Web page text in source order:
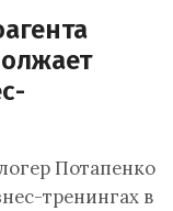
Потапенко
тренингах в